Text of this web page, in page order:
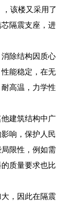
该楼又采用了
隔震支座，进
除结构因质心
能稳定，在无
高温，力学性
建筑结构中广
响，保护人民
限性，例如需
质量要求也比
，因此在隔震